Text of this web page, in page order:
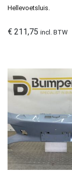
Hellevoetsluis.
€ 211,75 incl. BTW